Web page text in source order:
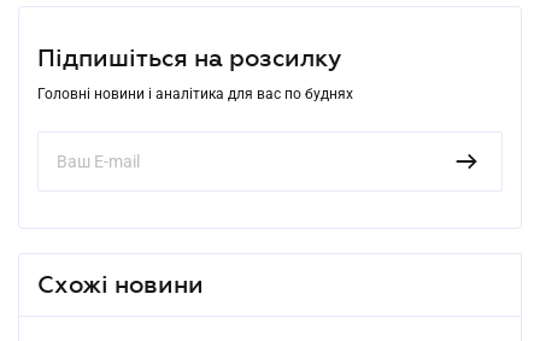
Підпишіться на розсилку
Головні новини і аналітика для вас по буднях
Схожі новини